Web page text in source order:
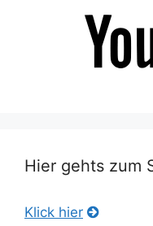
Hier gehts zum
Klick hier